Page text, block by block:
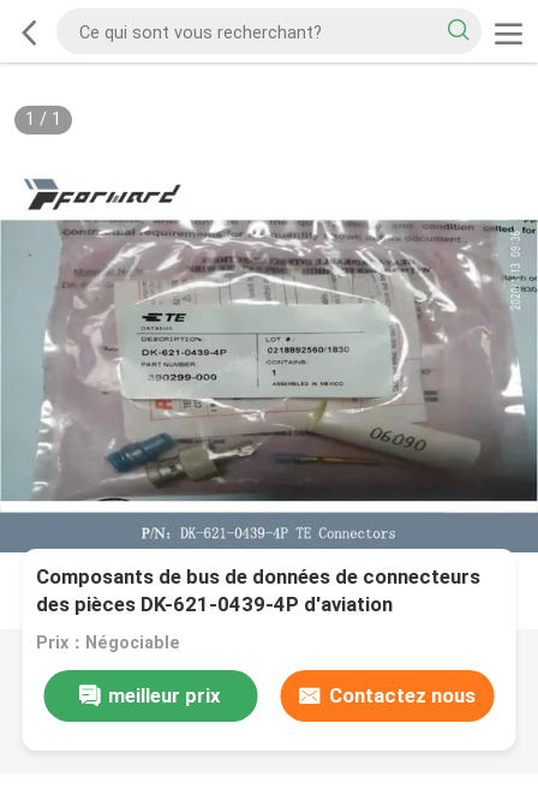
1 / 1
Composants de bus de données de connecteurs
des pièces DK-621-0439-4P d'aviation
Prix：Négociable
meilleur prix Contactez nous